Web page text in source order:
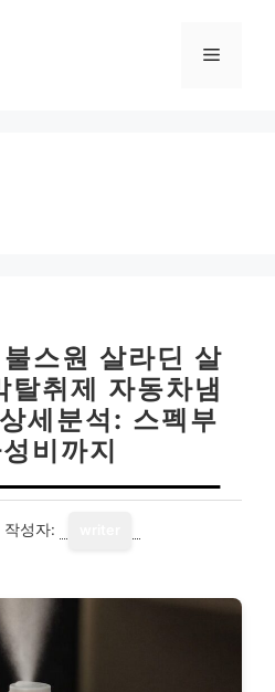
메
스원 살라딘 살
탈취제 자동차냄
세분석: 스펙부
비까지
작성자: